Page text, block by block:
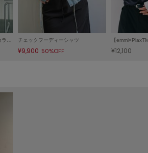
【USAGI ONLINE・ZOZO限定カラーあり】パッカブルバックパック/撥水 チェックフーディーシャツ
¥9,900 50%OFF ¥12,100